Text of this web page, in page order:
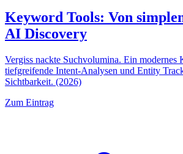
Keyword Tools: Von
AI Discovery
Vergiss nackte Suchvolumina. Ein
tiefgreifende Intent-Analysen und Entity
Sichtbarkeit. (2026)
Zum Eintrag